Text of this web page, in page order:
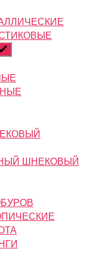
ШНЕКОВЫЙ